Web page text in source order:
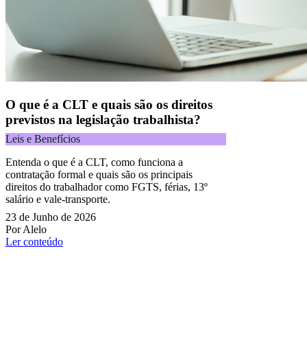
O que é a CLT e quais são os direitos
previstos na legislação trabalhista?
Leis e Benefícios
Entenda o que é a CLT, como funciona a
contratação formal e quais são os principais
direitos do trabalhador como FGTS, férias, 13º
salário e vale-transporte.
23 de Junho de 2026
Por Alelo
Ler conteúdo